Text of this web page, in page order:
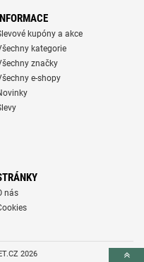
kupóny a akce
kategorie
značky
e-shopy
nás
2026